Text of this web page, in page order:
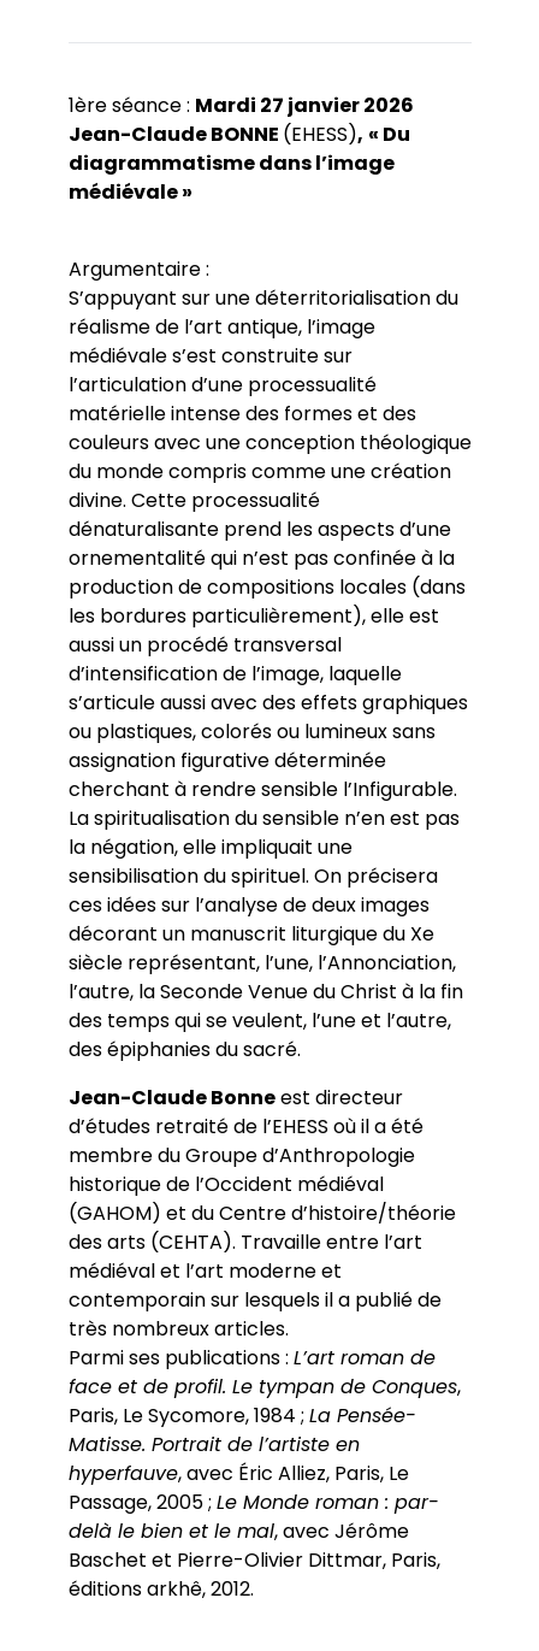
1ère séance : Mardi 27 janvier 2026
Jean-Claude BONNE (EHESS), « Du
diagrammatisme dans l’image
médiévale »
Argumentaire :
S’appuyant sur une déterritorialisation du
réalisme de l’art antique, l’image
médiévale s’est construite sur
l’articulation d’une processualité
matérielle intense des formes et des
couleurs avec une conception théologique
du monde compris comme une création
divine. Cette processualité
dénaturalisante prend les aspects d’une
ornementalité qui n’est pas confinée à la
production de compositions locales (dans
les bordures particulièrement), elle est
aussi un procédé transversal
d’intensification de l’image, laquelle
s’articule aussi avec des effets graphiques
ou plastiques, colorés ou lumineux sans
assignation figurative déterminée
cherchant à rendre sensible l’Infigurable.
La spiritualisation du sensible n’en est pas
la négation, elle impliquait une
sensibilisation du spirituel. On précisera
ces idées sur l’analyse de deux images
décorant un manuscrit liturgique du Xe
siècle représentant, l’une, l’Annonciation,
l’autre, la Seconde Venue du Christ à la fin
des temps qui se veulent, l’une et l’autre,
des épiphanies du sacré.
Jean-Claude Bonneest directeur
d’études retraité de l’EHESS où il a été
membre du Groupe d’Anthropologie
historique de l’Occident médiéval
(GAHOM) et du Centre d’histoire/théorie
des arts (CEHTA). Travaille entre l’art
médiéval et l’art moderne et
contemporain sur lesquels il a publié de
très nombreux articles.
Parmi ses publications : L’art roman de
face et de profil. Le tympan de Conques,
Paris, Le Sycomore, 1984 ; La Pensée-
Matisse. Portrait de l’artiste en
hyperfauve, avec Éric Alliez, Paris, Le
Passage, 2005 ; Le Monde roman : par-
delà le bien et le mal, avec Jérôme
Baschet et Pierre-Olivier Dittmar, Paris,
éditions arkhê, 2012.